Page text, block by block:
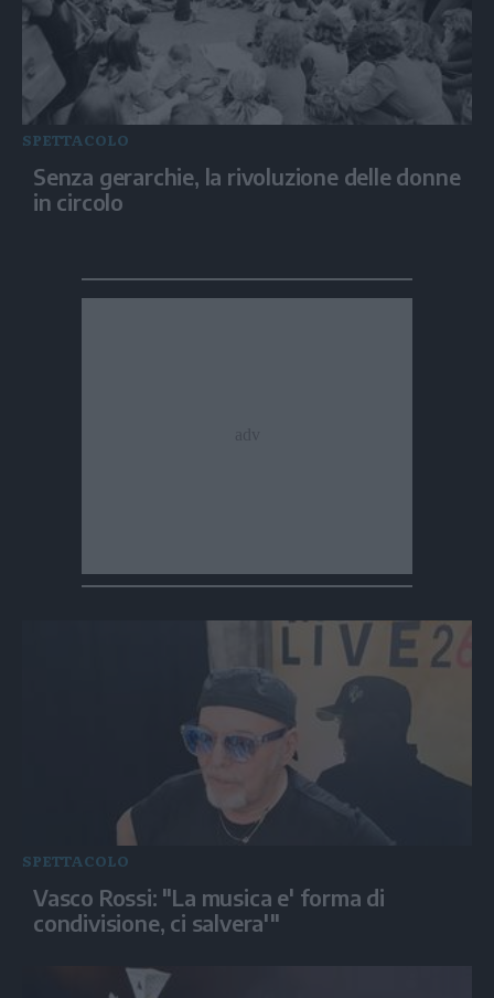
SPETTACOLO
Senza gerarchie, la rivoluzione delle donne
in circolo
SPETTACOLO
Vasco Rossi: "La musica e' forma di
condivisione, ci salvera'"